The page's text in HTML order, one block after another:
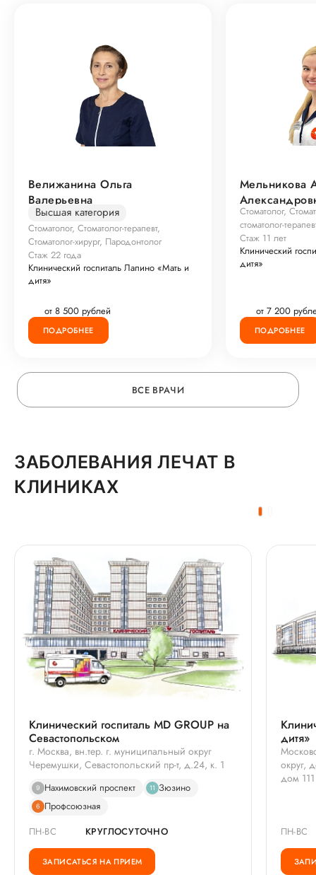
Велижанина Ольга
Валерьевна
Высшая категория
Стоматолог, Стоматолог-терапевт,
Стоматолог-хирург, Пародонтолог
Стаж 22 года
Клинический госпиталь Лапино «Мать и
дитя»
от 8 500 рублей
ПОДРОБНЕЕ
Мельникова
Стоматолог,
стоматолог-
Стаж 11 лет
Клинический
дитя»
от 7 200
ПОДРОБНЕЕ
ВСЕ ВРАЧИ
ЗАБОЛЕВАНИЯ ЛЕЧАТ В
КЛИНИКАХ
Клинический госпиталь MD GROUP на
Севастопольском
г. Москва, вн.тер. г. муниципальный округ
Черемушки, Севастопольский пр-т, д.24, к. 1
9 Нахимовский проспект 11 Зюзино
6
Профсоюзная
ПН-ВС
КРУГЛОСУТОЧНО
ЗАПИСАТЬСЯ НА ПРИЕМ
дитя»
округ,
дом 111
ПН-ВС